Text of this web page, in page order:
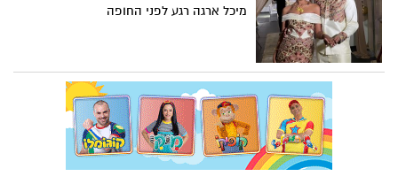
מיכל ארגה רגע לפני החופה